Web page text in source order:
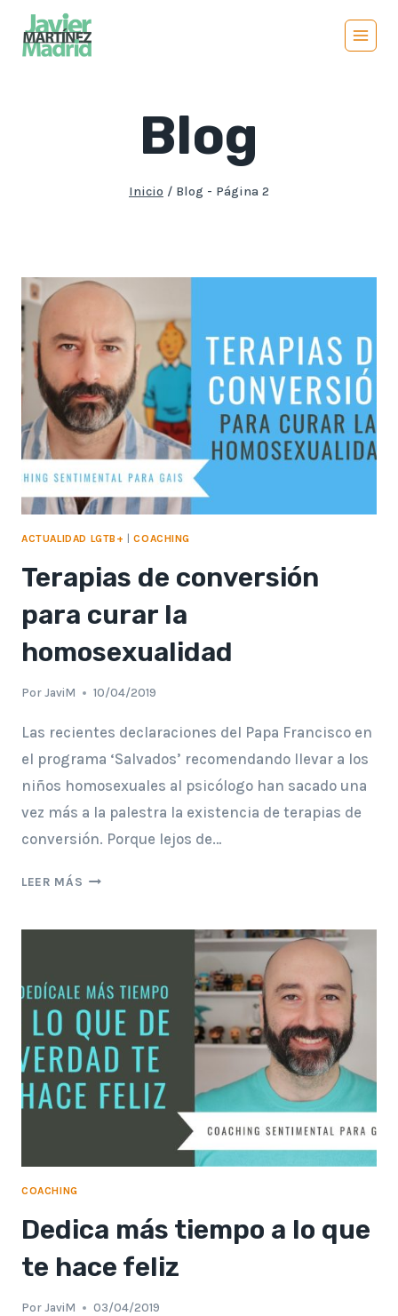
Saltar
Blog
Inicio / Blog - Página 2
ACTUALIDAD LGTB+ |COACHING
Terapias de conversión
para curar la
homosexualidad
Por JaviM 10/04/2019
Las recientes declaraciones del Papa Francisco en
el programa ‘Salvados’ recomendando llevar a los
niños homosexuales al psicólogo han sacado una
vez más a la palestra la existencia de terapias de
conversión. Porque lejos de…
LEER MÁS TERAPIAS
LA
HOMOSEXUALIDAD
COACHING
Dedica más tiempo a lo que
te hace feliz
Por JaviM 03/04/2019